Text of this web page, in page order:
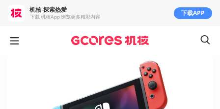
机核-探索热爱
下载 机核App 浏览更多精彩内容 下载APP